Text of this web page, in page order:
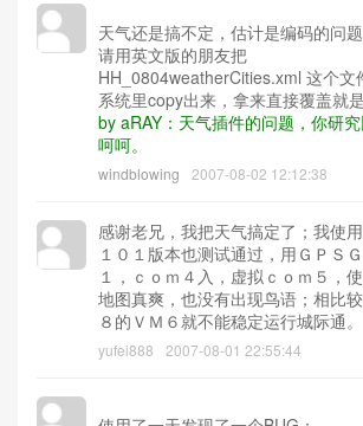
天气还是搞不定，估计是编码的问
请用英文版的朋友把
HH_0804weatherCities.xml 这个文
系统里copy出来，拿来直接覆盖就
by aRAY：天气插件的问题，你研究
呵呵。
windblowing 2007-08-02 12:12:38
感谢老兄，我把天气搞定了；我使
１０１版本也测试通过，用ＧＰＳ
１，ｃｏｍ４入，虚拟ｃｏｍ５，
地图真爽，也没有出现鸟语；相比
８的ＶＭ６就不能稳定运行城际通。
yufei888 2007-08-01 22:55:44